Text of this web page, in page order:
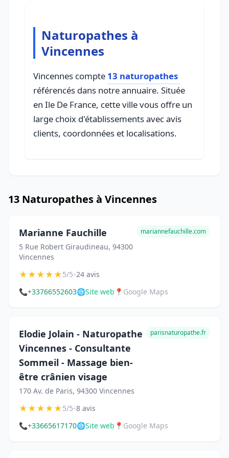
Naturopathes à
Vincennes
Vincennes compte 13 naturopathes
référencés dans notre annuaire. Située
en Ile De France, cette ville vous offre un
large choix d'établissements avec avis
clients, coordonnées et localisations.
13 Naturopathes à Vincennes
Marianne Fauchille
5 Rue Robert Giraudineau, 94300
Vincennes
mariannefauchille.com
★★★★★5/5•24 avis
📞+33766552603🌐Site web 📍 Google Maps
Elodie Jolain - Naturopathe
Vincennes - Consultante
Sommeil - Massage bien-
être crânien visage
170 Av. de Paris, 94300 Vincennes
parisnaturopathe.fr
★★★★★5/5•8 avis
📞+33665617170🌐Site web 📍 Google Maps